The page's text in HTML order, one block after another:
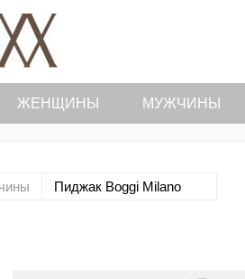
ЖЕНЩИНЫ МУЖЧИНЫ
Пиджак Boggi Milano